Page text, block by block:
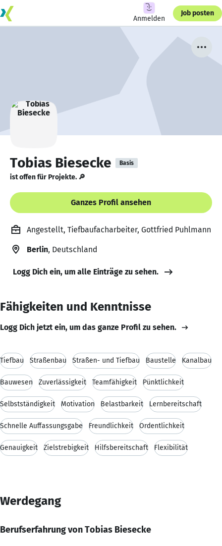
Anmelden
Job posten
Tobias Biesecke Basis
ist offen für Projekte. 🔎
Ganzes Profil ansehen
Angestellt, Tiefbaufacharbeiter, Gottfried Puhlmann
Berlin, Deutschland
Logg Dich ein, um alle Einträge zu sehen.
Fähigkeiten und Kenntnisse
Logg Dich jetzt ein, um das ganze Profil zu sehen.
Tiefbau Straßenbau Straßen- und Tiefbau Baustelle Kanalbau
Bauwesen Zuverlässigkeit Teamfähigkeit Pünktlichkeit
Selbstständigkeit Motivation Belastbarkeit Lernbereitschaft
Schnelle Auffassungsgabe Freundlichkeit Ordentlichkeit
Genauigkeit Zielstrebigkeit Hilfsbereitschaft Flexibilität
Werdegang
Berufserfahrung von Tobias Biesecke